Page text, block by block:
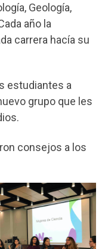
Geología,
año la
carrera hacía su
estudiantes a
grupo que les
consejos a los